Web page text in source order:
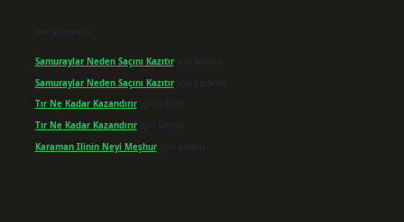
Son yorumlar
Samuraylar Neden Saçını Kazıtıriçin admin
Samuraylar Neden Saçını Kazıtıriçin Fadime
Tır Ne Kadar Kazandırıriçin admin
Tır Ne Kadar Kazandırıriçin Sevim
Karaman Ilinin Neyi Meşhuriçin admin